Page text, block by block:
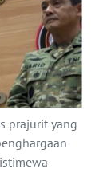
prajurit yang